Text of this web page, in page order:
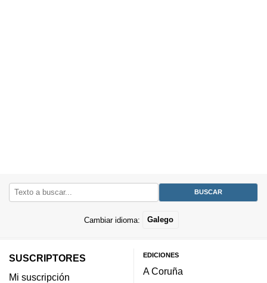
Cambiar idioma: Galego
SUSCRIPTORES
Mi suscripción
EDICIONES
A Coruña